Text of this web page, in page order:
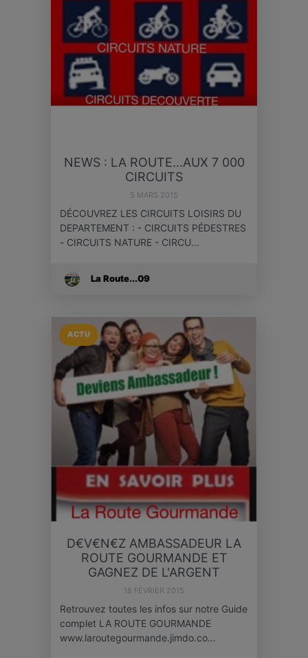
NEWS : LA ROUTE...AUX 7 000
CIRCUITS
5 MARS 2015
DÉCOUVREZ LES CIRCUITS LOISIRS DU
DEPARTEMENT : - CIRCUITS PÉDESTRES
- CIRCUITS NATURE - CIRCU…
La Route...09
ACTU
D€V€N€Z AMBASSADEUR LA
ROUTE GOURMANDE ET
GAGNEZ DE L'ARGENT
18 FÉVRIER 2015
Retrouvez toutes les infos sur notre Guide
complet LA ROUTE GOURMANDE
www.laroutegourmande.jimdo.co…